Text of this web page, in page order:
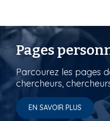
Pages
Parcourez les pages
chercheurs,
EN SAVOIR PLUS